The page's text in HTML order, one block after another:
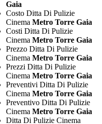
Gaia
Costo Ditta Di Pulizie
CinemaMetro Torre Gaia
Costi Ditta Di Pulizie
CinemaMetro Torre Gaia
Prezzo Ditta Di Pulizie
CinemaMetro Torre Gaia
Prezzi Ditta Di Pulizie
CinemaMetro Torre Gaia
Preventivi Ditta Di Pulizie
CinemaMetro Torre Gaia
Preventivo Ditta Di Pulizie
CinemaMetro Torre Gaia
Ditta Di Pulizie Cinema